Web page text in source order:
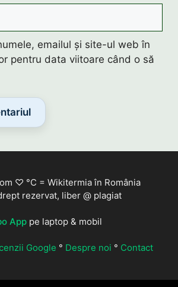
emailul și site-ul web în
pentru data viitoare când o să
♡ °C = Wikitermia în România
rezervat, liber @ plagiat
App pe laptop & mobil
Google ° Despre noi ° Contact